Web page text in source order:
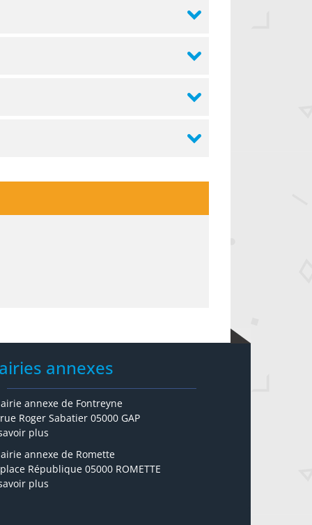
annexes
annexe de Fontreyne
Roger Sabatier 05000 GAP
plus
annexe de Romette
République 05000 ROMETTE
plus